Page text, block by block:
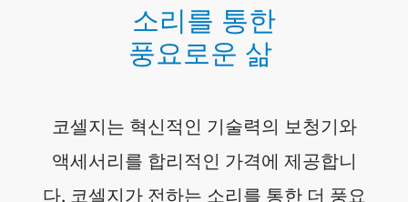
소리를 통한
풍요로운 삶
코셀지는 혁신적인 기술력의 보청기와
액세서리를 합리적인 가격에 제공합니
다. 코셀지가 전하는 소리를 통한 더 풍요